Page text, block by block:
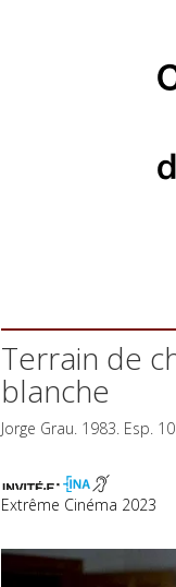
Terrain de
blanche
Jorge Grau. 1983. Esp.
Extrême Cinéma 2023